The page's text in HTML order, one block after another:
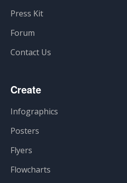
Press Kit
Forum
Contact Us
Create
Infographics
Posters
Flyers
Flowcharts